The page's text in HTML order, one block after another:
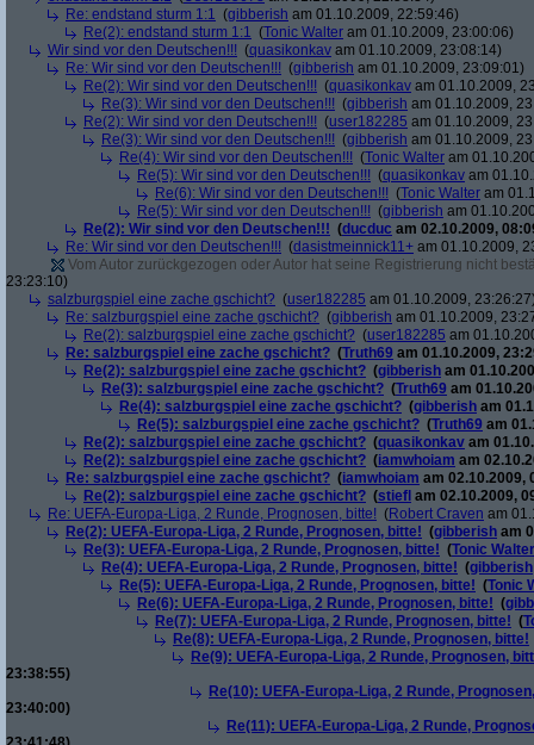
Re: endstand sturm 1:1 (gibberish am 01.10.2009, 22:59:46)
Re(2): endstand sturm 1:1 (Tonic Walter am 01.10.2009, 23:00:06)
Wir sind vor den Deutschen!!! (quasikonkav am 01.10.2009, 23:08:14)
Re: Wir sind vor den Deutschen!!! (gibberish am 01.10.2009, 23:09:01)
Re(2): Wir sind vor den Deutschen!!! (quasikonkav am 01.10.2009,
Re(3): Wir sind vor den Deutschen!!! (gibberish am 01.10.2009,
Re(2): Wir sind vor den Deutschen!!! (user182285 am 01.10.2009,
Re(3): Wir sind vor den Deutschen!!! (gibberish am 01.10.2009,
Re(4): Wir sind vor den Deutschen!!! (Tonic Walter am
Re(5): Wir sind vor den Deutschen!!! (quasikonkav am
Re(6): Wir sind vor den Deutschen!!! (Tonic Walter am
Re(5): Wir sind vor den Deutschen!!! (gibberish am
Re(2): Wir sind vor den Deutschen!!! (ducduc am 02.10.2009,
Re: Wir sind vor den Deutschen!!! (dasistmeinnick11+ am 01.10.2009,
Vom Autor zurückgezogen oder Autor hat seine Registrierung nicht
23:23:10)
salzburgspiel eine zache gschicht? (user182285 am 01.10.2009,
Re: salzburgspiel eine zache gschicht? (gibberish am 01.10.2009,
Re(2): salzburgspiel eine zache gschicht? (user182285 am
Re: salzburgspiel eine zache gschicht? (Truth69 am 01.10.2009,
Re(2): salzburgspiel eine zache gschicht? (gibberish am
Re(3): salzburgspiel eine zache gschicht? (Truth69 am
Re(4): salzburgspiel eine zache gschicht? (gibberish am
Re(5): salzburgspiel eine zache gschicht? (Truth69 am
Re(2): salzburgspiel eine zache gschicht? (quasikonkav am
Re(2): salzburgspiel eine zache gschicht? (iamwhoiam am
Re: salzburgspiel eine zache gschicht? (iamwhoiam am 02.10.2009,
Re(2): salzburgspiel eine zache gschicht? (stiefl am 02.10.2009,
Re: UEFA-Europa-Liga, 2 Runde, Prognosen, bitte! (Robert Craven am
Re(2): UEFA-Europa-Liga, 2 Runde, Prognosen, bitte! (gibberish am
Re(3): UEFA-Europa-Liga, 2 Runde, Prognosen, bitte! (Tonic Walter
Re(4): UEFA-Europa-Liga, 2 Runde, Prognosen, bitte! (gibberish
Re(5): UEFA-Europa-Liga, 2 Runde, Prognosen, bitte! (Tonic
Re(6): UEFA-Europa-Liga, 2 Runde, Prognosen, bitte! (
Re(7): UEFA-Europa-Liga, 2 Runde, Prognosen, bitte! (
Re(8): UEFA-Europa-Liga, 2 Runde, Prognosen, bitte!
Re(9): UEFA-Europa-Liga, 2 Runde, Prognosen,
23:38:55)
Re(10): UEFA-Europa-Liga, 2 Runde,
23:40:00)
Re(11): UEFA-Europa-Liga, 2 Runde,